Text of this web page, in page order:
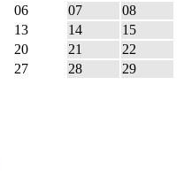
06 07
08
13 14
15
20 21
22
27 28
29